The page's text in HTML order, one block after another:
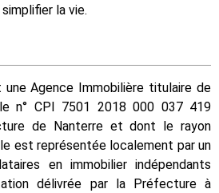
la vie.
une Agence Immobilière titulaire de
n° CPI 7501 2018 000 037 419
de Nanterre et dont le rayon
est représentée localement par un
en immobilier indépendants
délivrée par la Préfecture à